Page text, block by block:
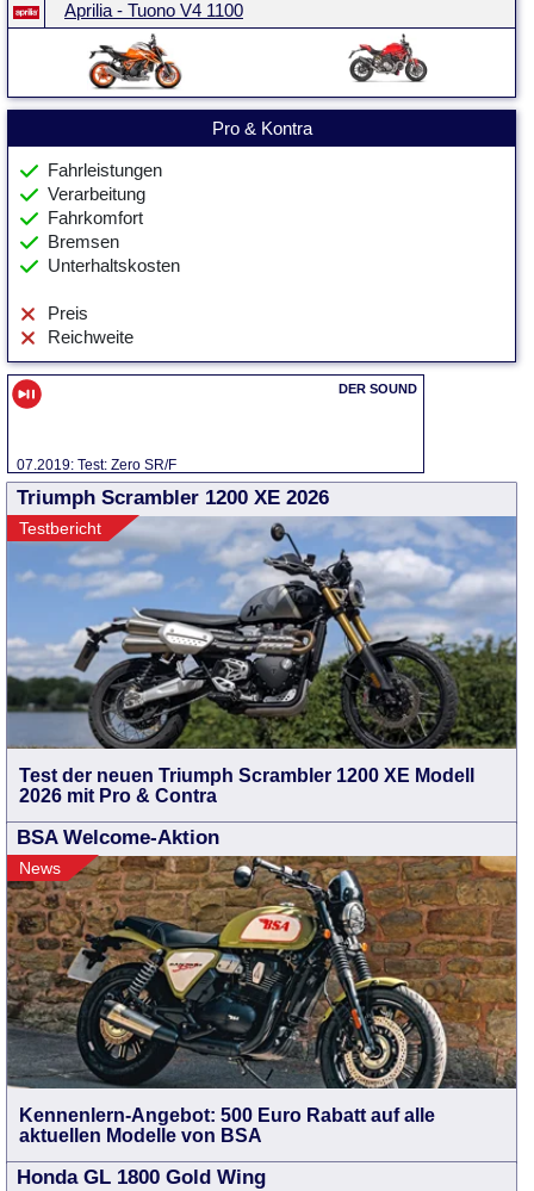
Aprilia - Tuono V4 1100
Pro & Kontra
Fahrleistungen
Verarbeitung
Fahrkomfort
Bremsen
Unterhaltskosten
Preis
Reichweite
07.2019: Test: Zero SR/F
Triumph Scrambler 1200 XE 2026
Testbericht
Test der neuen Triumph Scrambler 1200 XE Modell
2026 mit Pro & Contra
BSA Welcome-Aktion
News
Kennenlern-Angebot: 500 Euro Rabatt auf alle
aktuellen Modelle von BSA
Honda GL 1800 Gold Wing